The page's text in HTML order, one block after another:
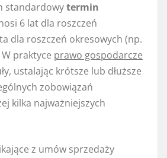
standardowytermin
6 lat dla roszczeń
dla roszczeń okresowych (np.
praktyce prawo gospodarcze
ustalając krótsze lub dłuższe
zobowiązań
kilka najważniejszych
z umów sprzedaży